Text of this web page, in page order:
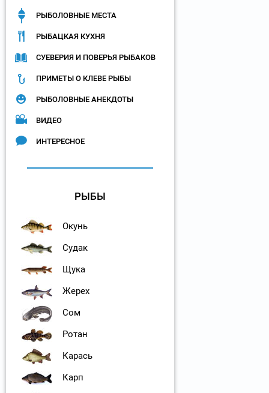
РЫБОЛОВНЫЕ МЕСТА
РЫБАЦКАЯ КУХНЯ
СУЕВЕРИЯ И ПОВЕРЬЯ РЫБАКОВ
ПРИМЕТЫ О КЛЕВЕ РЫБЫ
РЫБОЛОВНЫЕ АНЕКДОТЫ
ВИДЕО
ИНТЕРЕСНОЕ
РЫБЫ
Окунь
Судак
Щука
Жерех
Сом
Ротан
Карась
Карп